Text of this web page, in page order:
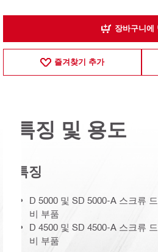
장바구니에
즐겨찾기 추가
특징 및 용도
특징
D 5000 및 SD 5000-A 스크류
비 부품
D 4500 및 SD 4500-A 스크류
비 부품